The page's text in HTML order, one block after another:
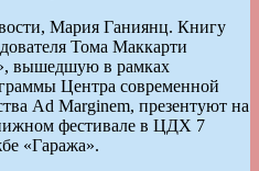
Мария Ганиянц. Книгу
Тома Маккарти
вышедшую в рамках
Центра современной
Ad Marginem, презентуют на
фестивале в ЦДХ 7
«Гаража».